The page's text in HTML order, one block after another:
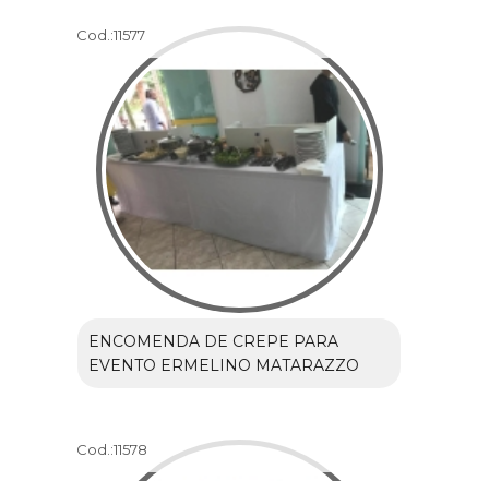
Cod.:11577
ENCOMENDA DE CREPE PARA
EVENTO ERMELINO MATARAZZO
Cod.:11578